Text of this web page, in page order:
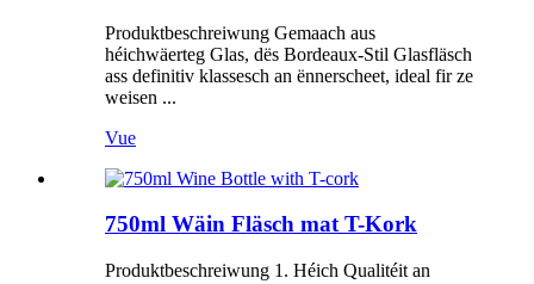
Produktbeschreiwung Gemaach aus
héichwäerteg Glas, dës Bordeaux-Stil Glasfläsch
ass definitiv klassesch an ënnerscheet, ideal fir ze
weisen ...
Vue
750ml Wäin Fläsch mat T-Kork
Produktbeschreiwung 1. Héich Qualitéit an